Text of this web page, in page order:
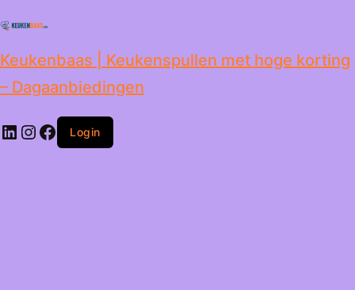
inhoud
Keukenbaas | Keukenspullen met hoge korting
– Dagaanbiedingen
Login